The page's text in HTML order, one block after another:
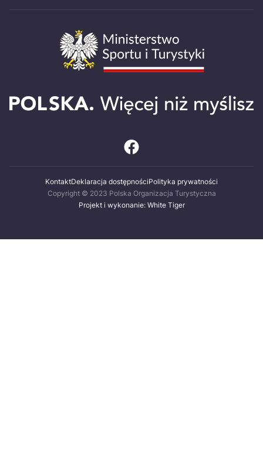
KontaktDeklaracja dostępnościPolityka prywatności
Copyright © 2023 Polska Organizacja Turystyczna
Projekt i wykonanie: White Tiger